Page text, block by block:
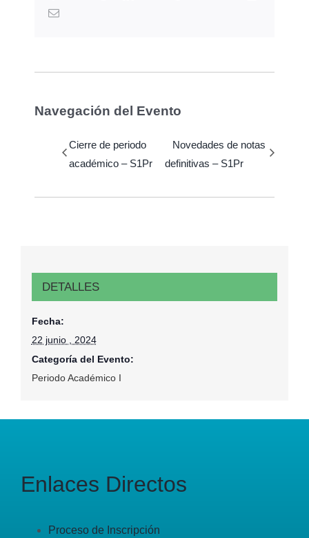
Email
Navegación del Evento
Cierre de periodo
académico – S1Pr
Novedades de notas
definitivas – S1Pr
DETALLES
Fecha:
22 junio , 2024
Categoría del Evento:
Periodo Académico I
Enlaces Directos
Proceso de Inscripción